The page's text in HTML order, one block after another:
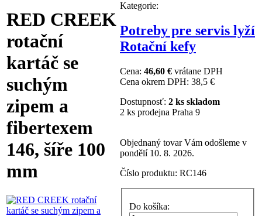
RED CREEK
rotační
kartáč se
suchým
zipem a
fibertexem
146, šíře 100
mm
Kategorie:
Potreby pre servis lyží
Rotační kefy
Cena: 46,60 € vrátane DPH
Cena okrem DPH: 38,5 €
Dostupnosť: 2 ks skladom
2 ks prodejna Praha 9
Objednaný tovar Vám odošleme v
pondělí 10. 8. 2026.
Číslo produktu: RC146
Do košíka: